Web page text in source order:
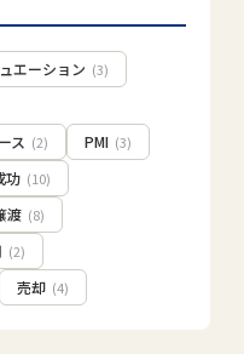
エーション (3)
ス (2) PMI (3)
功 (10)
渡 (8)
(2)
売却 (4)